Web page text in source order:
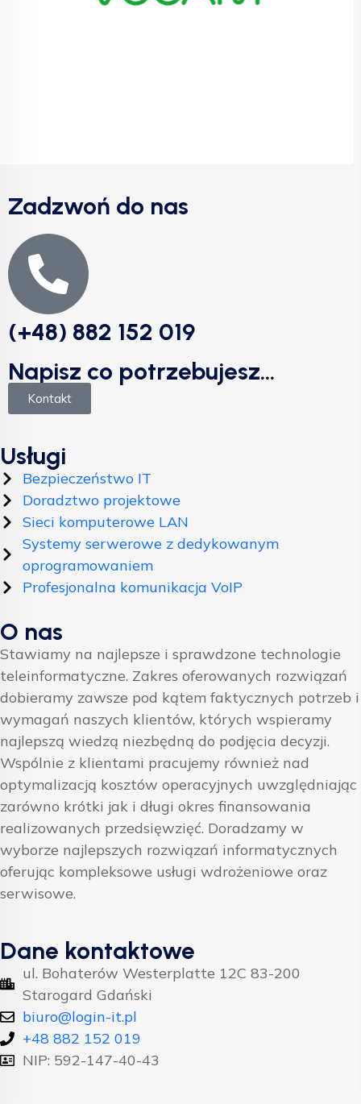
Zadzwoń do nas
(+48) 882 152 019
Napisz co potrzebujesz...
Kontakt
Usługi
Bezpieczeństwo IT
Doradztwo projektowe
Sieci komputerowe LAN
Systemy serwerowe z dedykowanym
oprogramowaniem
Profesjonalna komunikacja VoIP
O nas
Stawiamy na najlepsze i sprawdzone technologie
teleinformatyczne. Zakres oferowanych rozwiązań
dobieramy zawsze pod kątem faktycznych potrzeb i
wymagań naszych klientów, których wspieramy
najlepszą wiedzą niezbędną do podjęcia decyzji.
Wspólnie z klientami pracujemy również nad
optymalizacją kosztów operacyjnych uwzględniając
zarówno krótki jak i długi okres finansowania
realizowanych przedsięwzięć. Doradzamy w
wyborze najlepszych rozwiązań informatycznych
oferując kompleksowe usługi wdrożeniowe oraz
serwisowe.
Dane kontaktowe
ul. Bohaterów Westerplatte 12C 83-200
Starogard Gdański
biuro@login-it.pl
+48 882 152 019
NIP: 592-147-40-43